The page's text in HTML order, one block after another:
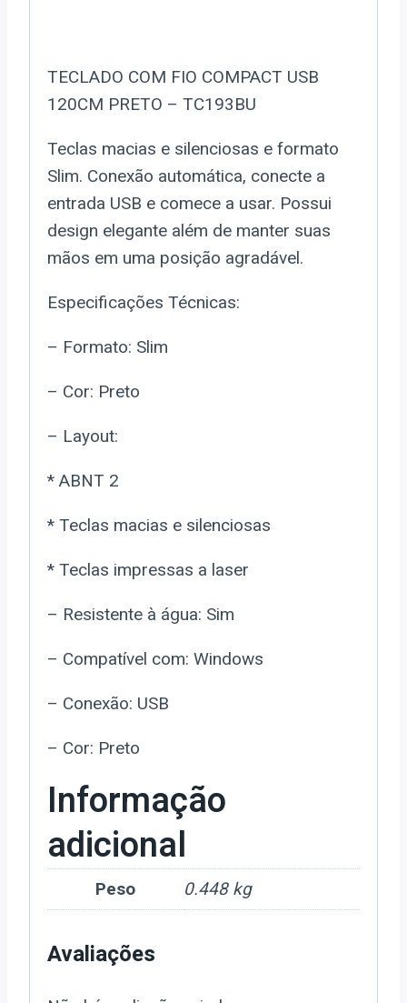
TECLADO COM FIO COMPACT USB
120CM PRETO – TC193BU
Teclas macias e silenciosas e formato
Slim. Conexão automática, conecte a
entrada USB e comece a usar. Possui
design elegante além de manter suas
mãos em uma posição agradável.
Especificações Técnicas:
– Formato: Slim
– Cor: Preto
– Layout:
* ABNT 2
* Teclas macias e silenciosas
* Teclas impressas a laser
– Resistente à água: Sim
– Compatível com: Windows
– Conexão: USB
– Cor: Preto
Informação
adicional
Peso 0.448 kg
Avaliações